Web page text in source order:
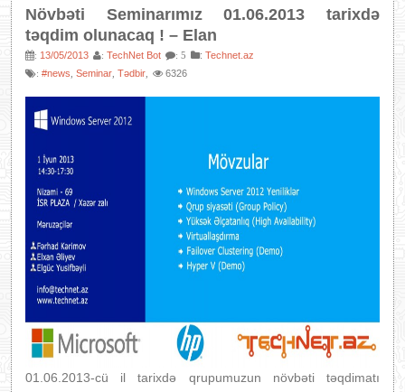
AVADANLIQLAR
Növbəti Seminarımız 01.06.2013 tarixdə
təqdim olunacaq ! – Elan
: 13/05/2013 : TechNet Bot : 5 : Technet.az
: #news Seminar Tədbir 6326
01.06.2013-cü il tarixdə qrupumuzun növbəti təqdimatı